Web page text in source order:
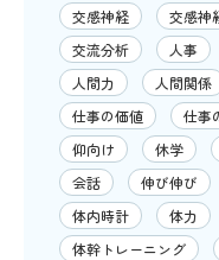
交感神経
交感神
交流分析
人事
人間力
人間関係
仕事の価値
仕事
仰向け
休学
会話
伸び伸び
体内時計
体力
体幹トレーニング